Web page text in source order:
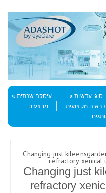
סוגי עדשות
עיסקה שנתית
ראיה מקצועית
מבצעים
> Changing just
refractory xenical
Changing just
refractory